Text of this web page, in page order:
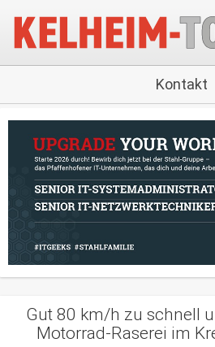
Kontakt
Gut 80 km/h zu schnell
Motorrad-Raserei im